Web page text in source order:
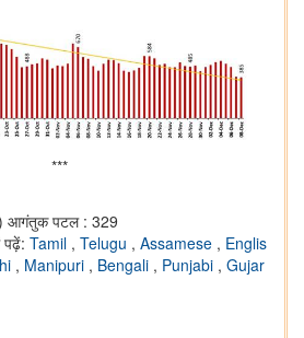
***
आगंतुक पटल : 329
पढ़ें: Tamil , Telugu , Assamese , Englis
, Manipuri , Bengali , Punjabi , Gujar